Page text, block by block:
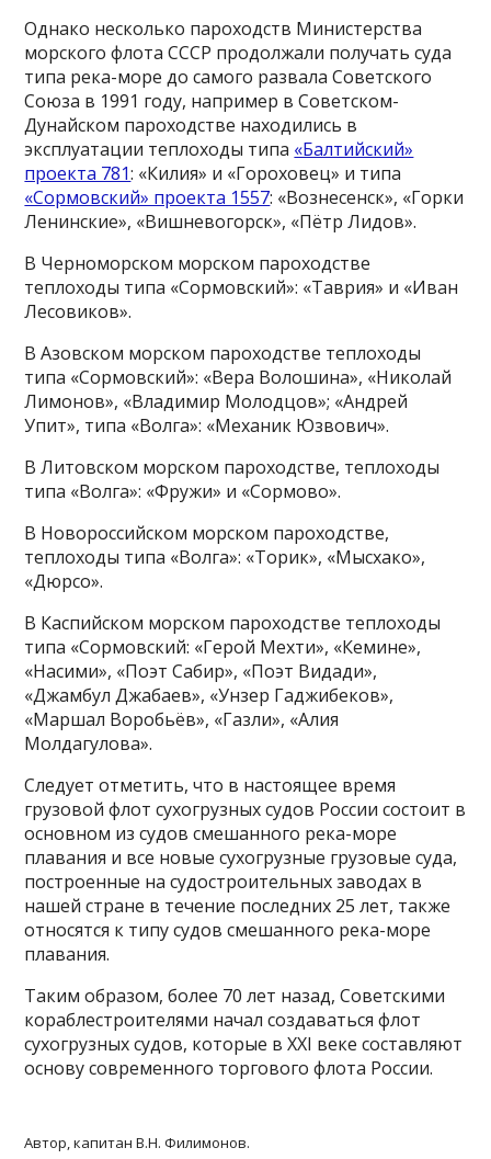
Однако несколько пароходств Министерства
морского флота СССР продолжали получать суда
типа река-море до самого развала Советского
Союза в 1991 году, например в Советском-
Дунайском пароходстве находились в
эксплуатации теплоходы типа «Балтийский»
проекта 781: «Килия» и «Гороховец» и типа
«Сормовский» проекта 1557: «Вознесенск», «Горки
Ленинские», «Вишневогорск», «Пётр Лидов».
В Черноморском морском пароходстве
теплоходы типа «Сормовский»: «Таврия» и «Иван
Лесовиков».
В Азовском морском пароходстве теплоходы
типа «Сормовский»: «Вера Волошина», «Николай
Лимонов», «Владимир Молодцов»; «Андрей
Упит», типа «Волга»: «Механик Юзвович».
В Литовском морском пароходстве, теплоходы
типа «Волга»: «Фружи» и «Сормово».
В Новороссийском морском пароходстве,
теплоходы типа «Волга»: «Торик», «Мысхако»,
«Дюрсо».
В Каспийском морском пароходстве теплоходы
типа «Сормовский: «Герой Мехти», «Кемине»,
«Насими», «Поэт Сабир», «Поэт Видади»,
«Джамбул Джабаев», «Унзер Гаджибеков»,
«Маршал Воробьёв», «Газли», «Алия
Молдагулова».
Следует отметить, что в настоящее время
грузовой флот сухогрузных судов России состоит в
основном из судов смешанного река-море
плавания и все новые сухогрузные грузовые суда,
построенные на судостроительных заводах в
нашей стране в течение последних 25 лет, также
относятся к типу судов смешанного река-море
плавания.
Таким образом, более 70 лет назад, Советскими
кораблестроителями начал создаваться флот
сухогрузных судов, которые в XXI веке составляют
основу современного торгового флота России.
Автор, капитан В.Н. Филимонов.